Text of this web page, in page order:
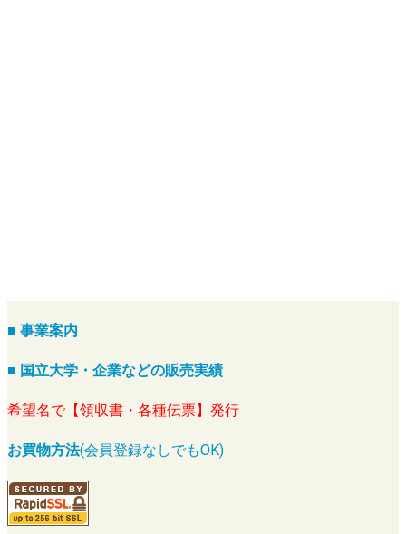
■ 事業案内
■ 国立大学・企業などの販売実績
希望名で【領収書・各種伝票】発行
お買物方法(会員登録なしでもOK)